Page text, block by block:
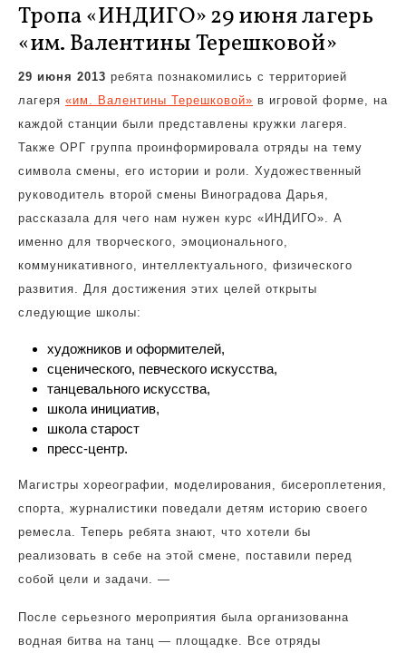
Тропа «ИНДИГО» 29 июня лагерь
«им. Валентины Терешковой»
29 июня 2013 ребята познакомились с территорией
лагеря «им. Валентины Терешковой» в игровой форме, на
каждой станции были представлены кружки лагеря.
Также ОРГ группа проинформировала отряды на тему
символа смены, его истории и роли. Художественный
руководитель второй смены Виноградова Дарья,
рассказала для чего нам нужен курс «ИНДИГО». А
именно для творческого, эмоционального,
коммуникативного, интеллектуального, физического
развития. Для достижения этих целей открыты
следующие школы:
художников и оформителей,
сценического, певческого искусства,
танцевального искусства,
школа инициатив,
школа старост
пресс-центр.
Магистры хореографии, моделирования, бисероплетения,
спорта, журналистики поведали детям историю своего
ремесла. Теперь ребята знают, что хотели бы
реализовать в себе на этой смене, поставили перед
собой цели и задачи. —
После серьезного мероприятия была организованна
водная битва на танц — площадке. Все отряды